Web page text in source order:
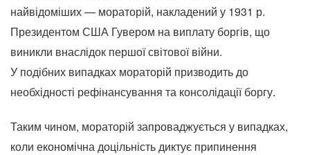
найвідоміших — мораторій, накладений у 1931 р.
Президентом США Гувером на виплату боргів, що
виникли внаслідок першої світової війни.
У подібних випадках мораторій призводить до
необхідності рефінансування та консолідації боргу.
Таким чином, мораторій запроваджується у випадках,
коли економічна доцільність диктує припинення